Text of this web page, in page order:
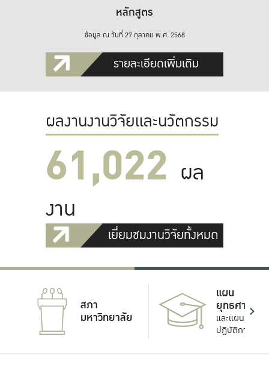
หลักสูตร
ข้อมูล ณ วันที่ 27 ตุลาคม พ.ศ. 2568
รายละเอียดเพิ่มเติม
ผลงานงานวิจัยและนวัตกรรม
61,022 ผล
งาน
เยี่ยมชมงานวิจัยทั้งหมด
สภา
มหาวิทยาลัย
แผน
ยุทธศาสตร์
และแผน
ปฏิบัติการ